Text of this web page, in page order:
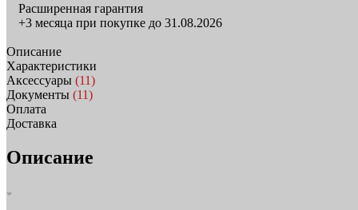
Расширенная гарантия
+3 месяца при покупке до 31.08.2026
Описание
Характеристики
Аксессуары (11)
Документы (11)
Оплата
Доставка
Описание